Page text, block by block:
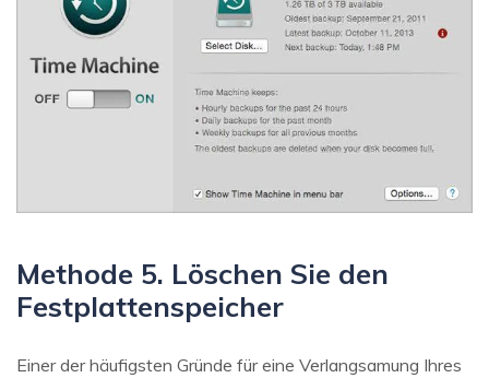
Methode 5. Löschen Sie den
Festplattenspeicher
Einer der häufigsten Gründe für eine Verlangsamung Ihres